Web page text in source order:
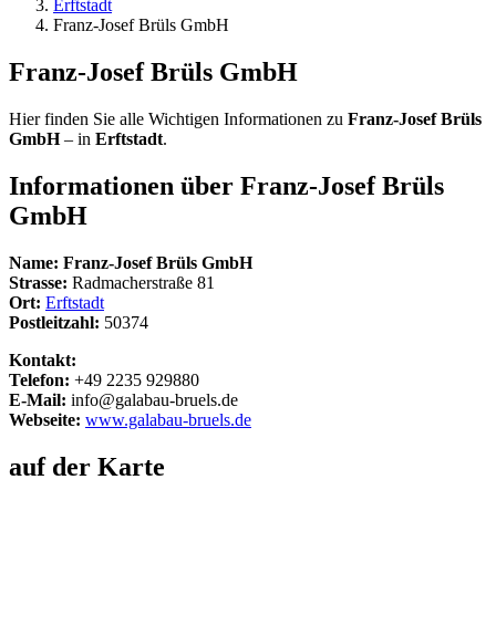
Erftstadt
Franz-Josef Brüls GmbH
Franz-Josef Brüls GmbH
Hier finden Sie alle Wichtigen Informationen zu Franz-Josef Brüls
GmbH– in Erftstadt.
Informationen über Franz-Josef Brüls
GmbH
Name: Franz-Josef Brüls GmbH
Strasse: Radmacherstraße 81
Ort: Erftstadt
Postleitzahl: 50374
Kontakt:
Telefon: +49 2235 929880
E-Mail: info@galabau-bruels.de
Webseite: www.galabau-bruels.de
auf der Karte